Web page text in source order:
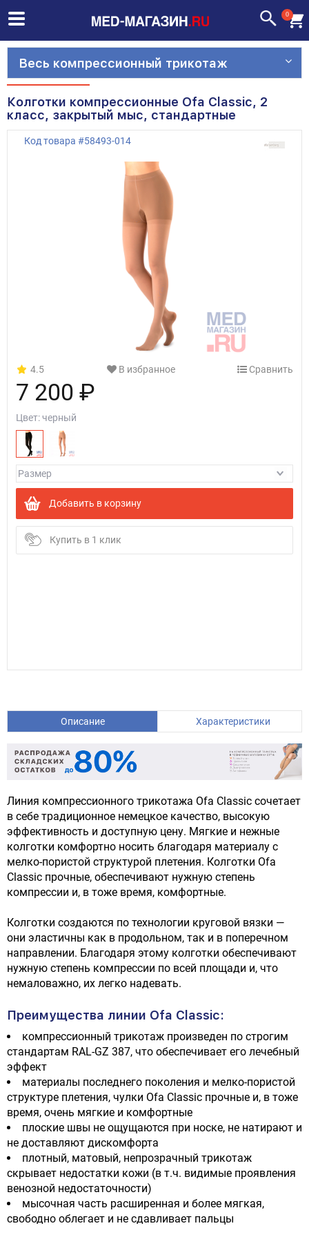
0
Весь компрессионный трикотаж
Колготки компрессионные Ofa Classic, 2
класс, закрытый мыс, стандартные
Код товара #58493-014
4.5 В избранное Сравнить
7 200 ₽
Цвет:черный
Добавить в корзину
Купить в 1 клик
Описание Характеристики
Линия компрессионного трикотажа Ofa Classic сочетает
в себе традиционное немецкое качество, высокую
эффективность и доступную цену. Мягкие и нежные
колготки комфортно носить благодаря материалу с
мелко-пористой структурой плетения. Колготки Ofa
Classic прочные, обеспечивают нужную степень
компрессии и, в тоже время, комфортные.
Колготки создаются по технологии круговой вязки —
они эластичны как в продольном, так и в поперечном
направлении. Благодаря этому колготки обеспечивают
нужную степень компрессии по всей площади и, что
немаловажно, их легко надевать.
Преимущества линии Ofa Classic:
компрессионный трикотаж произведен по строгим
стандартам RAL-GZ 387, что обеспечивает его лечебный
эффект
материалы последнего поколения и мелко-пористой
структуре плетения, чулки Ofa Classic прочные и, в тоже
время, очень мягкие и комфортные
плоские швы не ощущаются при носке, не натирают и
не доставляют дискомфорта
плотный, матовый, непрозрачный трикотаж
скрывает недостатки кожи (в т.ч. видимые проявления
венозной недостаточности)
мысочная часть расширенная и более мягкая,
свободно облегает и не сдавливает пальцы